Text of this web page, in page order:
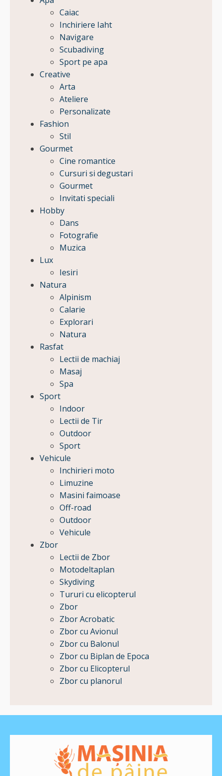
Caiac
Inchiriere Iaht
Navigare
Scubadiving
Sport pe apa
Creative
Arta
Ateliere
Personalizate
Fashion
Stil
Gourmet
Cine romantice
Cursuri si degustari
Gourmet
Invitati speciali
Hobby
Dans
Fotografie
Muzica
Lux
Iesiri
Natura
Alpinism
Calarie
Explorari
Natura
Rasfat
Lectii de machiaj
Masaj
Spa
Sport
Indoor
Lectii de Tir
Outdoor
Sport
Vehicule
Inchirieri moto
Limuzine
Masini faimoase
Off-road
Outdoor
Vehicule
Zbor
Lectii de Zbor
Motodeltaplan
Skydiving
Tururi cu elicopterul
Zbor
Zbor Acrobatic
Zbor cu Avionul
Zbor cu Balonul
Zbor cu Biplan de Epoca
Zbor cu Elicopterul
Zbor cu planorul